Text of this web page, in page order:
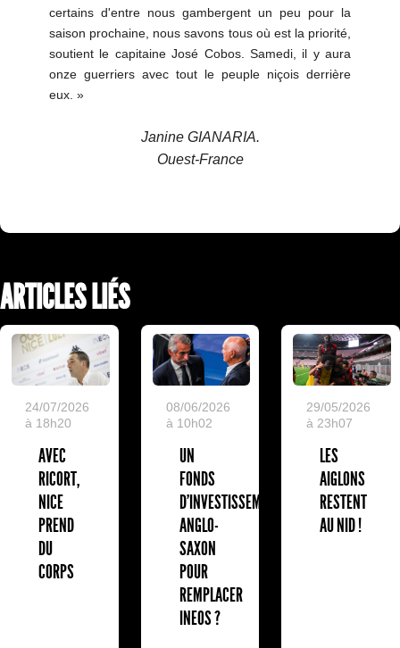
certains d'entre nous gambergent un peu pour la
saison prochaine, nous savons tous où est la priorité,
soutient le capitaine José Cobos. Samedi, il y aura
onze guerriers avec tout le peuple niçois derrière
eux. »
Janine GIANARIA.
Ouest-France
ARTICLES LIÉS
24/07/2026
à 18h20
AVEC
RICORT,
NICE
PREND
DU
CORPS
08/06/2026
à 10h02
UN
FONDS
D'INVESTISSEMENT
ANGLO-
SAXON
POUR
REMPLACER
INEOS ?
29/05/2026
à 23h07
LES
AIGLONS
RESTENT
AU NID !